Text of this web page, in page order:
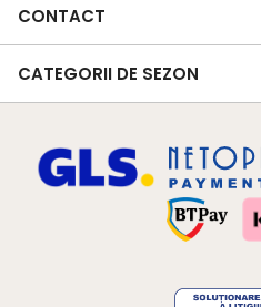
CONTACT
CATEGORII DE SEZON